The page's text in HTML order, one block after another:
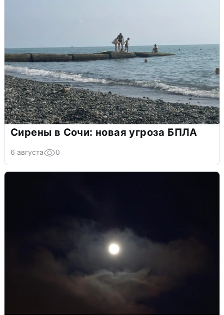
Сирены в Сочи: новая угроза БПЛА
6 августа 0